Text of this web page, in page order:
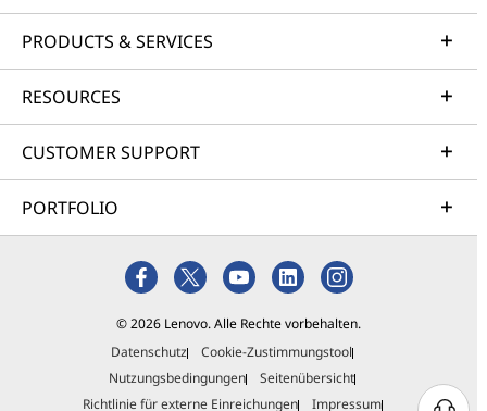
PRODUCTS & SERVICES
RESOURCES
CUSTOMER SUPPORT
PORTFOLIO
© 2026 Lenovo. Alle Rechte vorbehalten.
Datenschutz
Cookie-Zustimmungstool
Nutzungsbedingungen
Seitenübersicht
Richtlinie für externe Einreichungen
Impressum